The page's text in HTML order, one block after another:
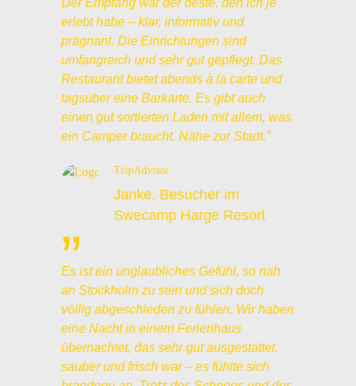
erlebt habe – klar, informativ und
prägnant. Die Einrichtungen sind
umfangreich und sehr gut gepflegt. Das
Restaurant bietet abends à la carte und
tagsüber eine Barkarte. Es gibt auch
einen gut sortierten Laden mit allem, was
ein Camper braucht. Nähe zur Stadt.”
TripAdvisor
Janke, Besucher im
Swecamp Harge Resort
”
Es ist ein unglaubliches Gefühl, so nah
an Stockholm zu sein und sich doch
völlig abgeschieden zu fühlen. Wir haben
eine Nacht in einem Ferienhaus
übernachtet, das sehr gut ausgestattet,
sauber und frisch war – es fühlte sich